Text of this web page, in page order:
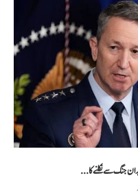
جنگ سے نکلنے کا...